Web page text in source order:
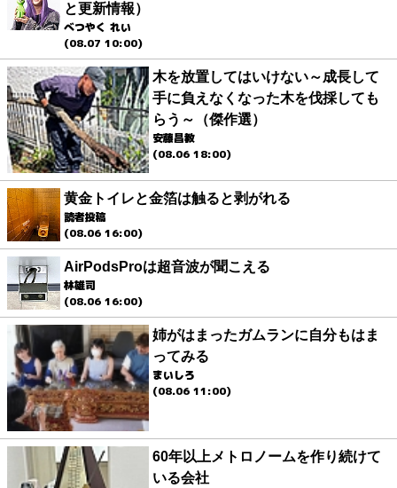
と更新情報）
べつやく れい
(08.07 10:00)
木を放置してはいけない～成長して
手に負えなくなった木を伐採しても
らう～（傑作選）
安藤昌教
(08.06 18:00)
黄金トイレと金箔は触ると剥がれる
読者投稿
(08.06 16:00)
AirPodsProは超音波が聞こえる
林雄司
(08.06 16:00)
姉がはまったガムランに自分もはま
ってみる
まいしろ
(08.06 11:00)
60年以上メトロノームを作り続けて
いる会社